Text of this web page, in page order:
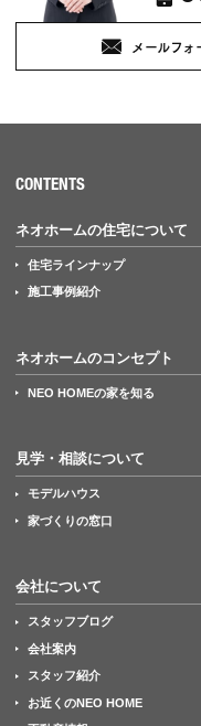
メールフ
CONTENTS
ネオホームの住宅について
住宅ラインナップ
施工事例紹介
ネオホームのコンセプト
NEO HOMEの家を知る
見学・相談について
モデルハウス
家づくりの窓口
会社について
スタッフブログ
会社案内
スタッフ紹介
お近くのNEO HOME